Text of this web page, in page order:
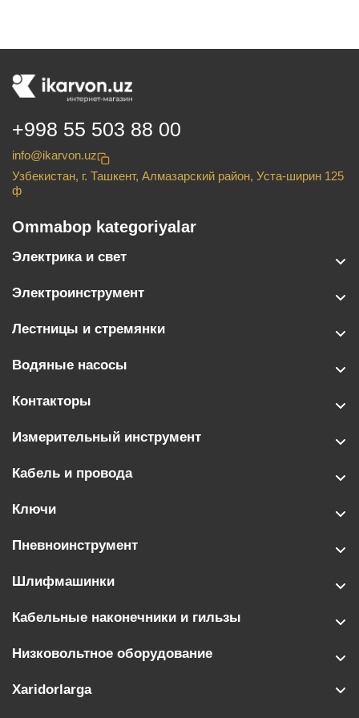
+998 55 503 88 00
info@ikarvon.uz
Узбекистан, г. Ташкент, Алмазарский район, Уста-ширин 125
ф
Ommabop kategoriyalar
Электрика и свет
Электроинструмент
Лестницы и стремянки
Водяные насосы
Контакторы
Измерительный инструмент
Кабель и провода
Ключи
Пневноинструмент
Шлифмашинки
Кабельные наконечники и гильзы
Низковольтное оборудование
Xaridorlarga